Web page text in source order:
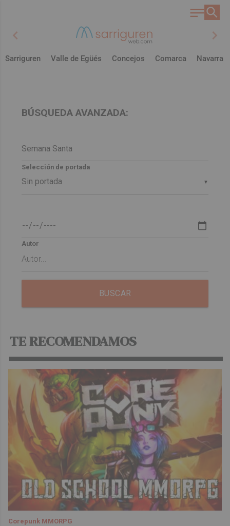
chevron_left chevron_right
Sarriguren Valle de Egüés Concejos Comarca Navarra
BÚSQUEDA AVANZADA:
▼
Selección de portada
Autor
BUSCAR
TE RECOMENDAMOS
Corepunk MMORPG